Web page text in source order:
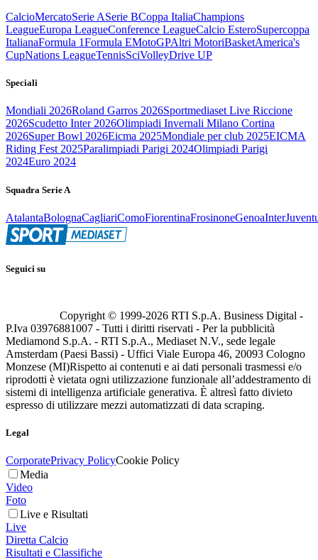
CalcioMercatoSerie ASerie BCoppa ItaliaChampions
LeagueEuropa LeagueConference LeagueCalcio EsteroSupercoppa
ItalianaFormula 1Formula EMotoGPAltri MotoriBasketAmerica's
CupNations LeagueTennisSciVolleyDrive UP
Speciali
Mondiali 2026Roland Garros 2026Sportmediaset Live Riccione
2026Scudetto Inter 2026Olimpiadi Invernali Milano Cortina
2026Super Bowl 2026Eicma 2025Mondiale per club 2025EICMA
Riding Fest 2025Paralimpiadi Parigi 2024Olimpiadi Parigi
2024Euro 2024
Squadra Serie A
AtalantaBolognaCagliariComoFiorentinaFrosinoneGenoaInter
Seguici su
Copyright © 1999-2026 RTI S.p.A. Business Digital -
P.Iva 03976881007 - Tutti i diritti riservati - Per la pubblicità
Mediamond S.p.A. - RTI S.p.A., Mediaset N.V., sede legale
Amsterdam (Paesi Bassi) - Uffici Viale Europa 46, 20093 Cologno
Monzese (MI)Rispetto ai contenuti e ai dati personali trasmessi e/o
riprodotti è vietata ogni utilizzazione funzionale all’addestramento di
sistemi di intelligenza artificiale generativa. È altresì fatto divieto
espresso di utilizzare mezzi automatizzati di data scraping.
Legal
CorporatePrivacy PolicyCookie Policy
Media
Video
Foto
Live e Risultati
Live
Diretta Calcio
Risultati e Classifiche